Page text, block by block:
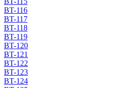
BT-116
BT-117
BT-118
BT-119
BT-120
BT-121
BT-122
BT-123
BT-124